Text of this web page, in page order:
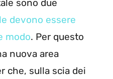
sono due
devono essere
modo. Per questo
nuova area
che, sulla scia dei